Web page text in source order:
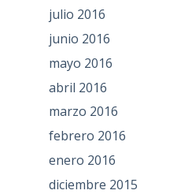
julio 2016
junio 2016
mayo 2016
abril 2016
marzo 2016
febrero 2016
enero 2016
diciembre 2015